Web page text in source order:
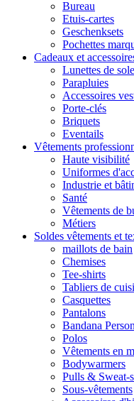
Bureau
Etuis-cartes
Geschenksets
Pochettes
Cadeaux et
Lunettes de
Parapluies
Accessoires
Porte-clés
Briquets
Eventails
Vêtements
Haute visibilité
Uniformes
Industrie et
Santé
Vêtements de
Métiers
Soldes vêtements et
maillots de bain
Chemises
Tee-shirts
Tabliers de
Casquettes
Pantalons
Bandana
Polos
Vêtements en
Bodywarmers
Pulls & Sweat-
Sous-vêtements